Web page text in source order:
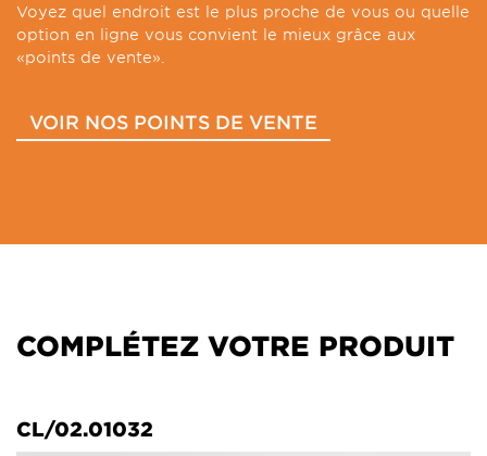
Voyez quel endroit est le plus proche de vous ou quelle
option en ligne vous convient le mieux grâce aux
«points de vente».
VOIR NOS POINTS DE VENTE
COMPLÉTEZ VOTRE PRODUIT
CL/02.01032